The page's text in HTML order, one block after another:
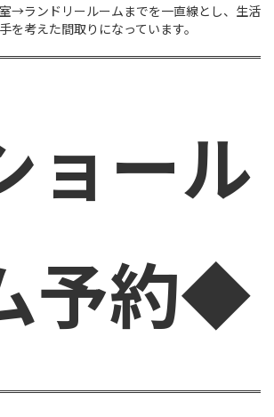
→ランドリールームまでを一直線とし、生活
を考えた間取りになっています。
ール
予約◆